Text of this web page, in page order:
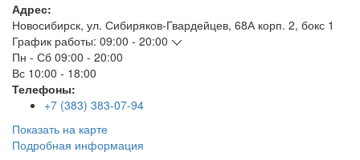
Адрес:
Новосибирск, ул. Сибиряков-Гвардейцев, 68А корп. 2, бокс 1
График работы: 09:00 - 20:00
Пн - Сб 09:00 - 20:00
Вс 10:00 - 18:00
Телефоны:
+7 (383) 383-07-94
Показать на карте
Подробная информация